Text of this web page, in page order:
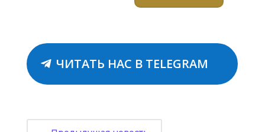
ЧИТАТЬ НАС В TELEGRAM